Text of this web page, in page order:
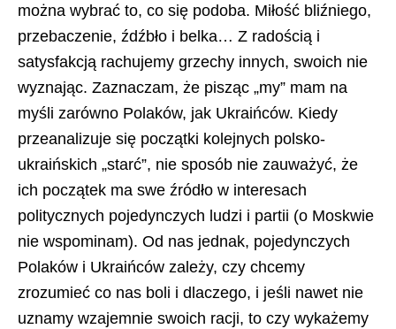
można wybrać to, co się podoba. Miłość bliźniego,
przebaczenie, źdźbło i belka… Z radością i
satysfakcją rachujemy grzechy innych, swoich nie
wyznając. Zaznaczam, że pisząc „my” mam na
myśli zarówno Polaków, jak Ukraińców. Kiedy
przeanalizuje się początki kolejnych polsko-
ukraińskich „starć”, nie sposób nie zauważyć, że
ich początek ma swe źródło w interesach
politycznych pojedynczych ludzi i partii (o Moskwie
nie wspominam). Od nas jednak, pojedynczych
Polaków i Ukraińców zależy, czy chcemy
zrozumieć co nas boli i dlaczego, i jeśli nawet nie
uznamy wzajemnie swoich racji, to czy wykażemy